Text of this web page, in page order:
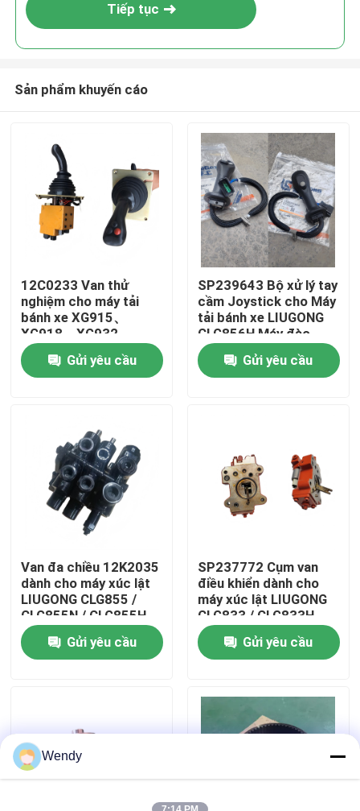
Trang chủ
Video
Về chúng tôi
Kiểm soát chất lượng
Liên hệ chúng tôi
Các trường hợp
Tiếp tục
Sản phẩm khuyến cáo
12C0233 Van thử
nghiệm cho máy tải
bánh xe XG915、
XG918、XG932、
XG955、XG962、
XG982 Phụ tùng
Gửi yêu cầu
SP239643 Bộ xử lý tay
cầm Joystick cho Máy
tải bánh xe LIUGONG
CLG856H Máy đào
CLG920D、
CLG922D、CLG925D
CLG933E、CLG936D、
Gửi yêu cầu
Van đa chiều 12K2035
dành cho máy xúc lật
LIUGONG CLG855 /
CLG855N / CLG855H
CLG856 / CLG856H
CLG50CN / CLG50C
Gửi yêu cầu
SP237772 Cụm van
điều khiển dành cho
máy xúc lật LIUGONG
CLG833 / CLG833H
CLG835 / CLG835H
CLG836 / CLG836H
ZL30E / ZL30F
Gửi yêu cầu
Wendy